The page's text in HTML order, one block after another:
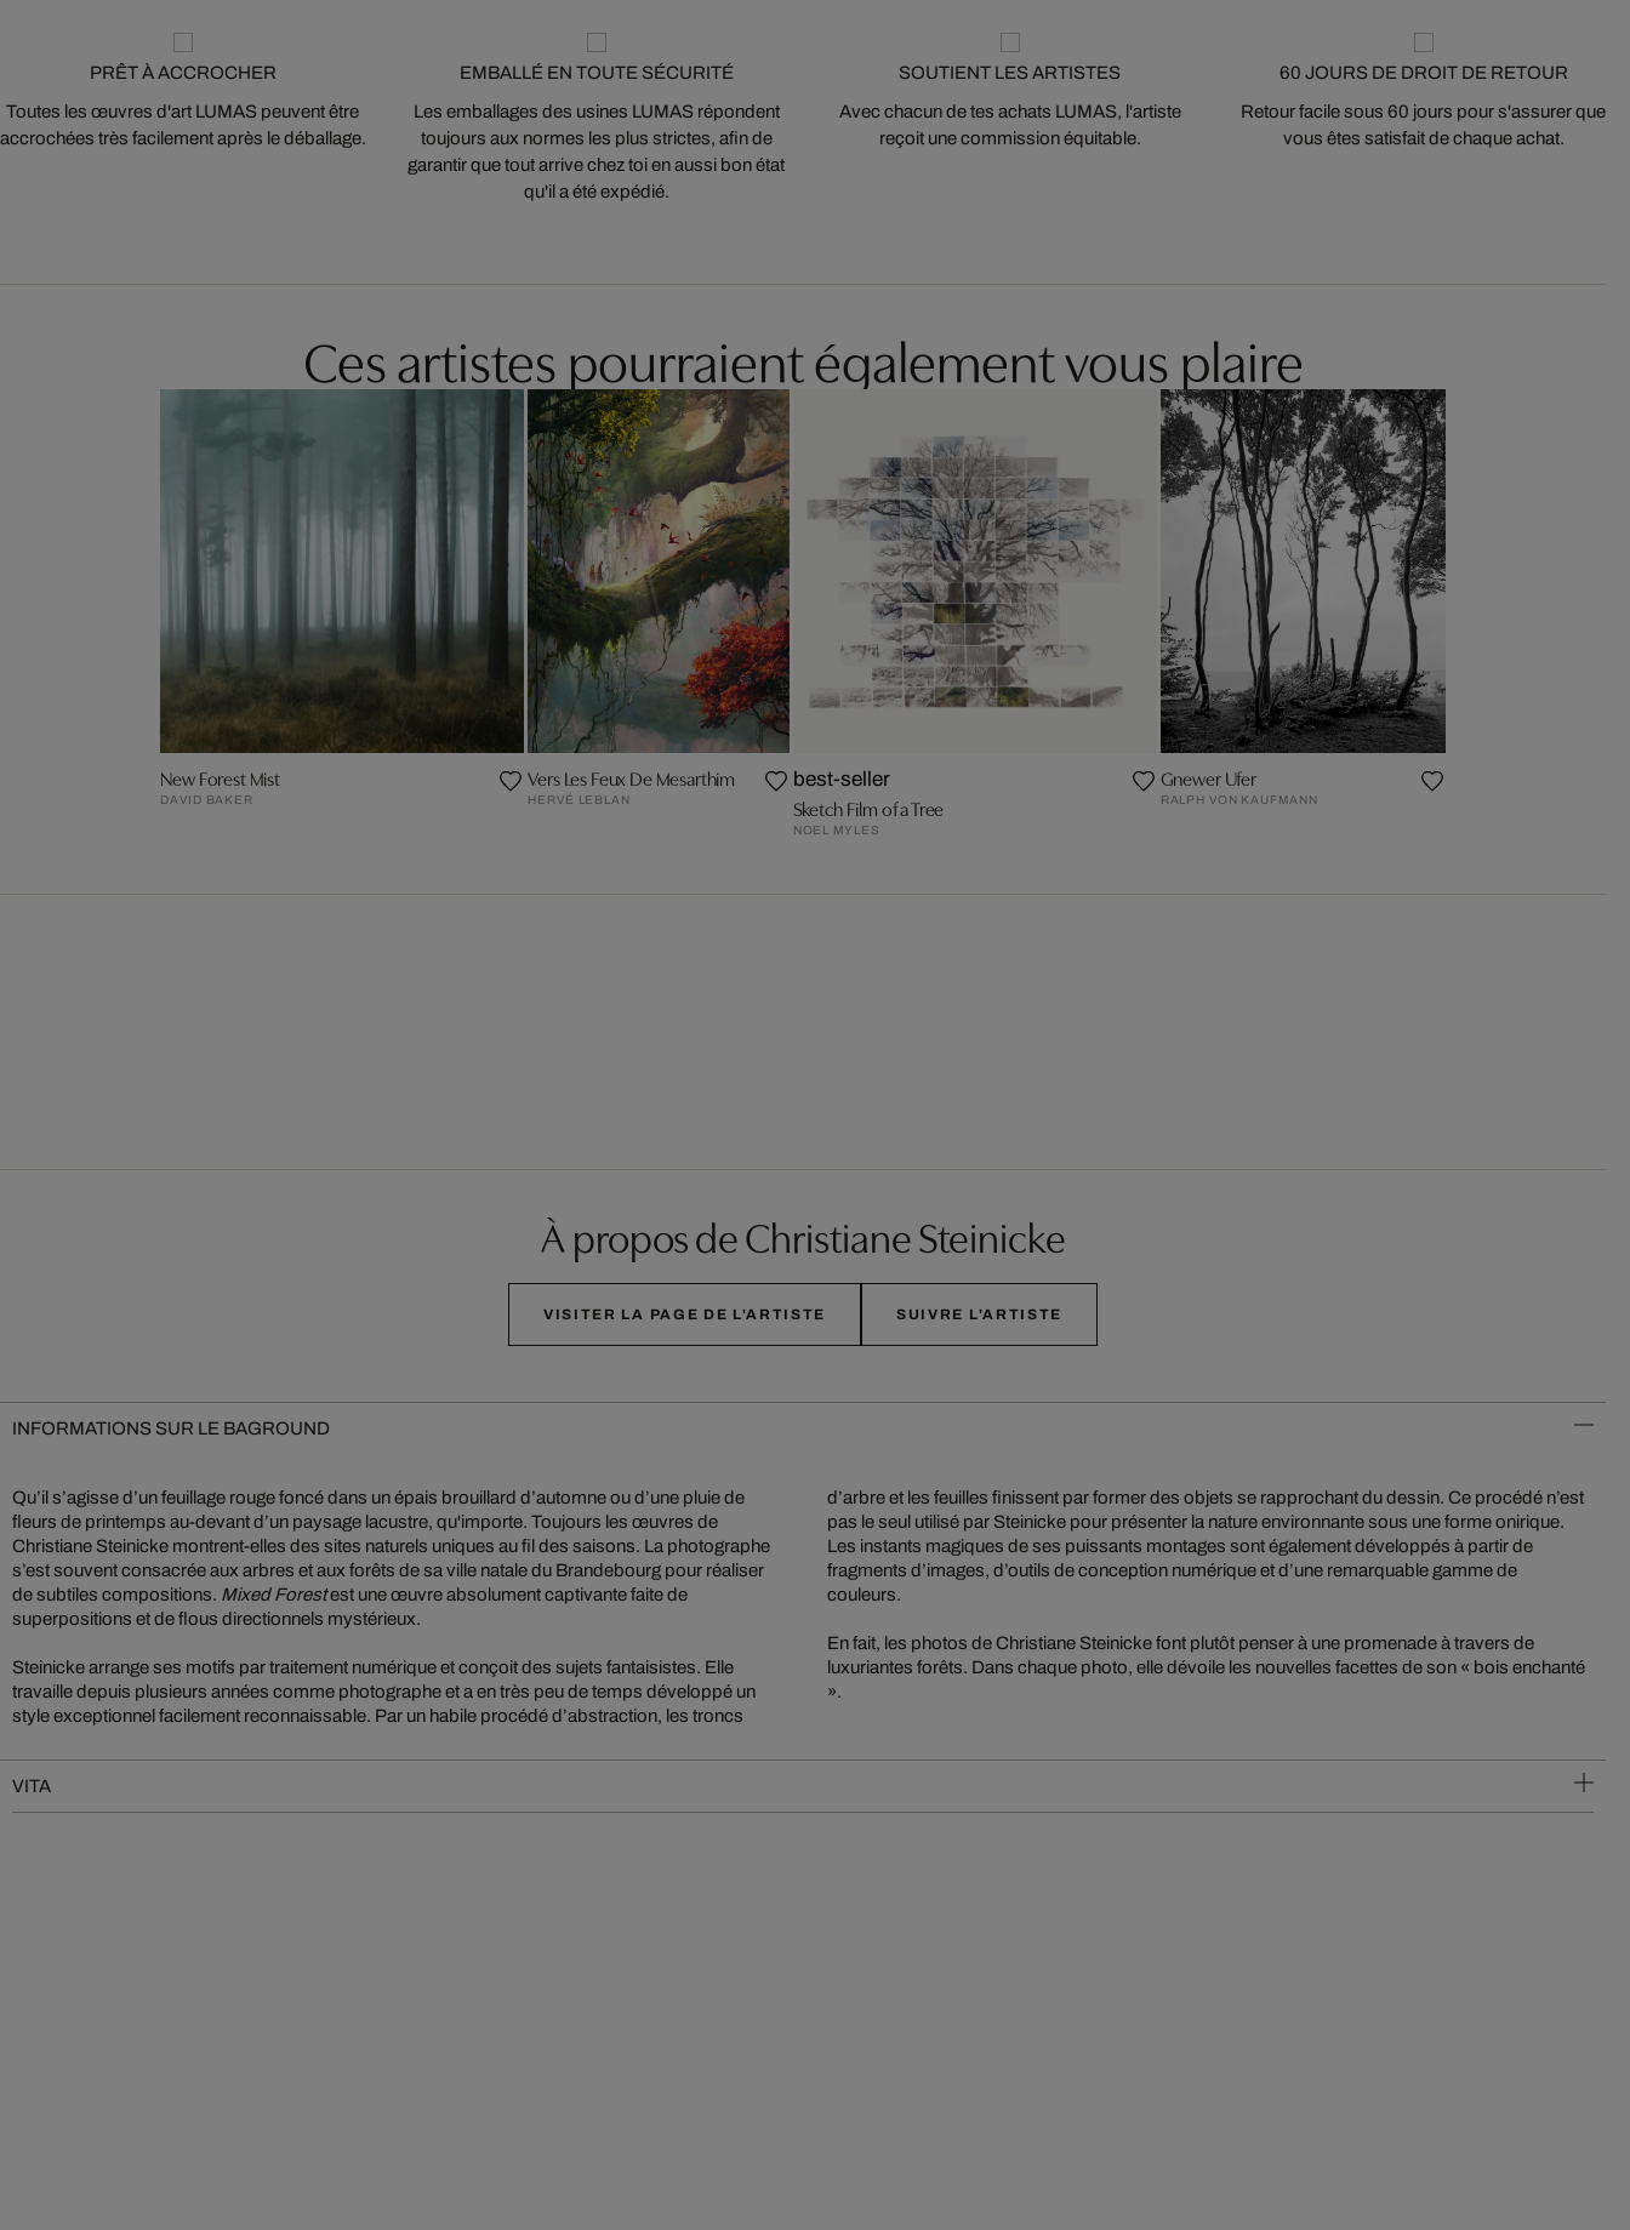
PRÊT À ACCROCHER
Toutes les œuvres d'art LUMAS peuvent être
accrochées très facilement après le déballage.
EMBALLÉ EN TOUTE SÉCURITÉ
Les emballages des usines LUMAS répondent
toujours aux normes les plus strictes, afin de
garantir que tout arrive chez toi en aussi bon état
qu'il a été expédié.
SOUTIENT LES ARTISTES
Avec chacun de tes achats LUMAS, l'artiste
reçoit une commission équitable.
60 JOURS DE DROIT DE RETOUR
Retour facile sous 60 jours pour s'assurer que
vous êtes satisfait de chaque achat.
Ces artistes pourraient également vous plaire
New Forest Mist
DAVID BAKER
Vers Les Feux De Mesarthim
HERVÉ LEBLAN
best-seller
Sketch Film of a Tree
NOEL MYLES
Gnewer Ufer
RALPH VON KAUFMANN
À propos de Christiane Steinicke
VISITER LA PAGE DE L'ARTISTE SUIVRE L'ARTISTE
INFORMATIONS SUR LE BAGROUND
Qu’il s’agisse d’un feuillage rouge foncé dans un épais brouillard d’automne ou d’une pluie de
fleurs de printemps au-devant d’un paysage lacustre, qu'importe. Toujours les œuvres de
Christiane Steinicke montrent-elles des sites naturels uniques au fil des saisons. La photographe
s’est souvent consacrée aux arbres et aux forêts de sa ville natale du Brandebourg pour réaliser
de subtiles compositions. Mixed Forestest une œuvre absolument captivante faite de
superpositions et de flous directionnels mystérieux.
Steinicke arrange ses motifs par traitement numérique et conçoit des sujets fantaisistes. Elle
travaille depuis plusieurs années comme photographe et a en très peu de temps développé un
style exceptionnel facilement reconnaissable. Par un habile procédé d’abstraction, les troncs
d’arbre et les feuilles finissent par former des objets se rapprochant du dessin. Ce procédé n’est
pas le seul utilisé par Steinicke pour présenter la nature environnante sous une forme onirique.
Les instants magiques de ses puissants montages sont également développés à partir de
fragments d’images, d’outils de conception numérique et d’une remarquable gamme de
couleurs.
En fait, les photos de Christiane Steinicke font plutôt penser à une promenade à travers de
luxuriantes forêts. Dans chaque photo, elle dévoile les nouvelles facettes de son « bois enchanté
».
VITA